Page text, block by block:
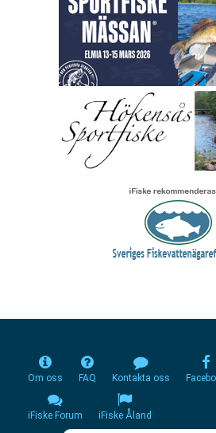
Om oss FAQ Kontakta oss
iFiske Forum iFiske Åland